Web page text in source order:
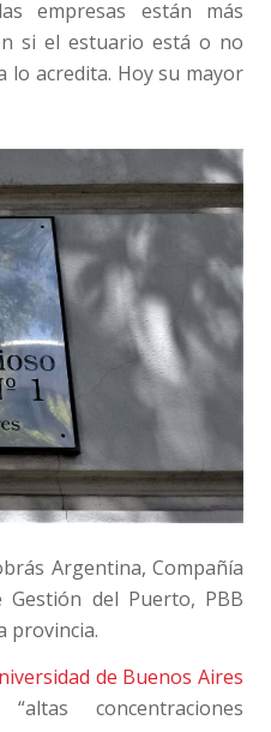
empresas están más
si el estuario está o no
lo acredita. Hoy su mayor
Argentina, Compañía
Gestión del Puerto, PBB
provincia.
de Buenos Aires
concentraciones